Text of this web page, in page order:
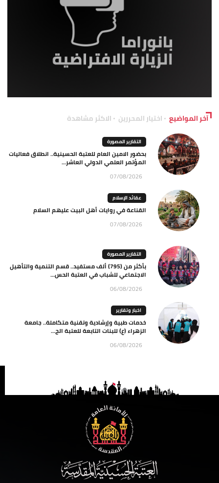
آخر المواضيع اختيار المحررين الاكثر مشاهدة
التقارير المصورة
بحضور الامين العام للعتبة الحسينية.. انطلاق فعاليات
المؤتمر العلمي الدولي العاشر...
07/08/2026
عقائد الإسلام
القناعة في روايات أهل البيت عليهم السلام
07/08/2026
التقارير المصورة
بأكثر من (795) ألف مستفيد.. قسم التنمية والتأهيل
الاجتماعي للشباب في العتبة الحس...
06/08/2026
اخبار وتقارير
خدمات طبية وإرشادية وتقنية متكاملة.. جامعة
الزهراء (ع) للبنات التابعة للعتبة الح...
06/08/2026